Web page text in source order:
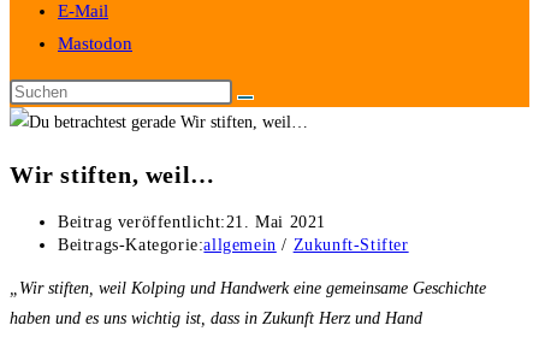
E-Mail
Mastodon
Wir stiften, weil…
Beitrag veröffentlicht:21. Mai 2021
Beitrags-Kategorie:allgemein / Zukunft-Stifter
„Wir stiften, weil Kolping und Handwerk eine gemeinsame Geschichte
haben und es uns wichtig ist, dass in Zukunft Herz und Hand